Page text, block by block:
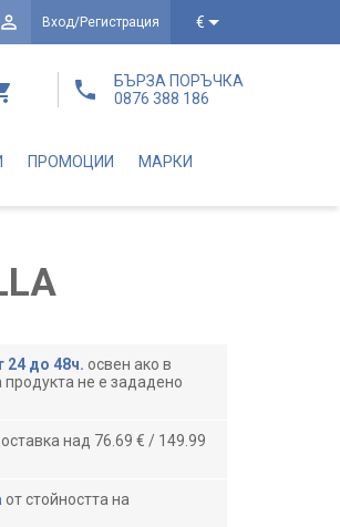
Вход/Регистрация €
БЪРЗА ПОРЪЧКА
0876 388 186
ПРОМОЦИИ МАРКИ
24 до 48ч. освен ако в
продукта не е зададено
над 76.69 € / 149.99
от стойността на